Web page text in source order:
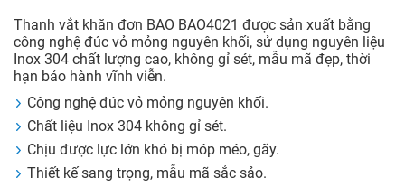
Thanh vắt khăn đơn BAO BAO4021 được sản xuất bằng
công nghệ đúc vỏ mỏng nguyên khối, sử dụng nguyên liệu
Inox 304 chất lượng cao, không gỉ sét, mẫu mã đẹp, thời
hạn bảo hành vĩnh viễn.
Công nghệ đúc vỏ mỏng nguyên khối.
Chất liệu Inox 304 không gỉ sét.
Chịu được lực lớn khó bị móp méo, gãy.
Thiết kế sang trọng, mẫu mã sắc sảo.